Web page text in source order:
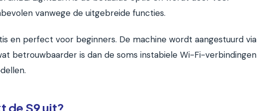
vanwege de uitgebreide functies.
en perfect voor beginners. De machine wordt aangestuurd via
betrouwbaarder is dan de soms instabiele Wi-Fi-verbindingen
de S9 uit?